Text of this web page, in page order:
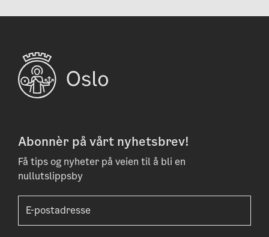
Abonnèr på vårt nyhetsbrev!
Få tips og nyheter på veien til å bli en
nullutslippsby